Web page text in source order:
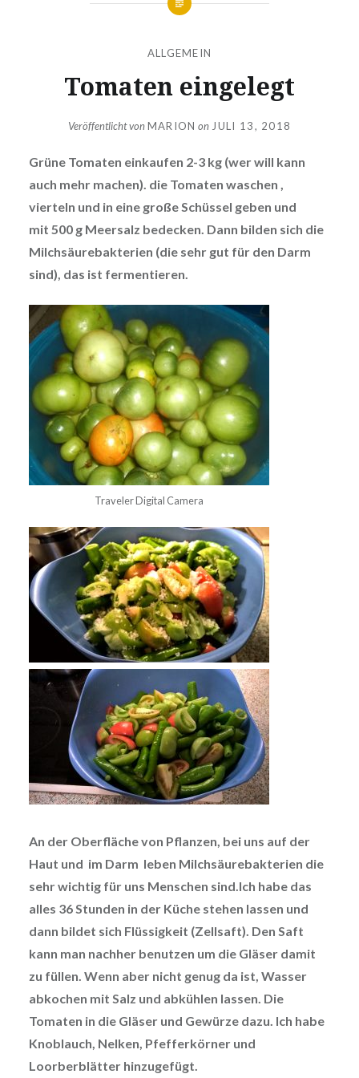
ALLGEMEIN
Tomaten eingelegt
Veröffentlicht vonMARION on JULI 13, 2018
Grüne Tomaten einkaufen 2-3 kg (wer will kann
auch mehr machen). die Tomaten waschen ,
vierteln und in eine große Schüssel geben und
mit 500 g Meersalz bedecken. Dann bilden sich die
Milchsäurebakterien (die sehr gut für den Darm
sind), das ist fermentieren.
Traveler Digital Camera
An der Oberfläche von Pflanzen, bei uns auf der
Haut und im Darm leben Milchsäurebakterien die
sehr wichtig für uns Menschen sind. Ich habe das
alles 36 Stunden in der Küche stehen lassen und
dann bildet sich Flüssigkeit (Zellsaft). Den Saft
kann man nachher benutzen um die Gläser damit
zu füllen. Wenn aber nicht genug da ist, Wasser
abkochen mit Salz und abkühlen lassen. Die
Tomaten in die Gläser und Gewürze dazu. Ich habe
Knoblauch, Nelken, Pfefferkörner und
Loorberblätter hinzugefügt.